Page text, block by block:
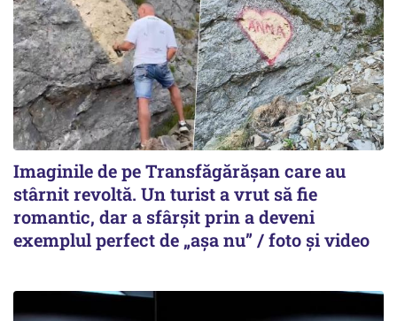
Imaginile de pe Transfăgărășan care au
stârnit revoltă. Un turist a vrut să fie
romantic, dar a sfârșit prin a deveni
exemplul perfect de „așa nu” / foto și video